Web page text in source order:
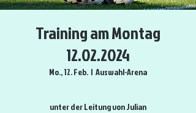
Training am Montag
12.02.2024
Mo., 12. Feb.
  |
Auswahl-Arena
unter der Leitung von Julian